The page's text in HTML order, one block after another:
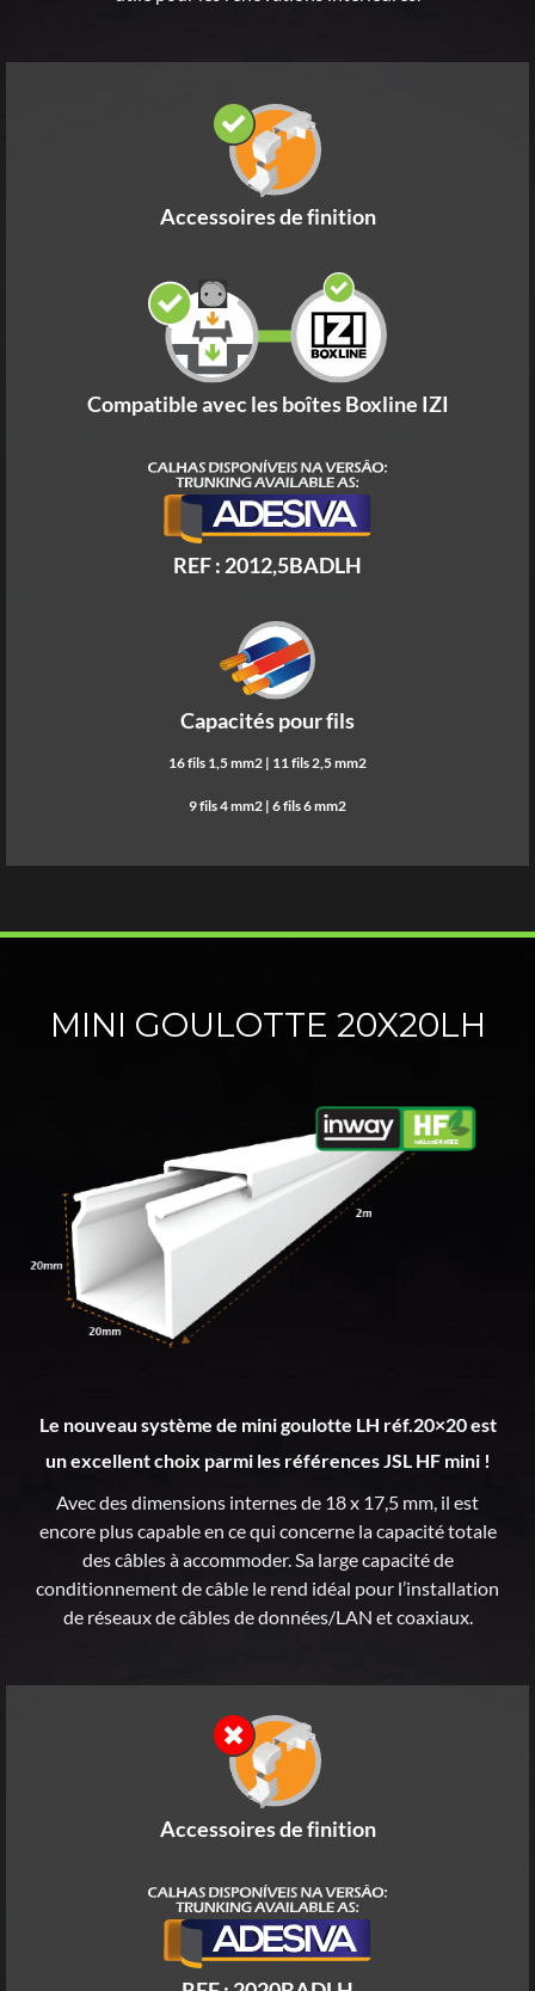
Accessoires de finition
Compatible avec les boîtes Boxline IZI
REF : 2012,5BADLH
Capacités pour fils
16 fils 1,5 mm2 | 11 fils 2,5 mm2
9 fils 4 mm2 | 6 fils 6 mm2
MINI GOULOTTE 20X20LH
Le nouveau système de mini goulotte LH réf.20×20 est
un excellent choix parmi les références JSL HF mini !
Avec des dimensions internes de 18 x 17,5 mm, il est
encore plus capable en ce qui concerne la capacité totale
des câbles à accommoder. Sa large capacité de
conditionnement de câble le rend idéal pour l’installation
de réseaux de câbles de données/LAN et coaxiaux.
Accessoires de finition